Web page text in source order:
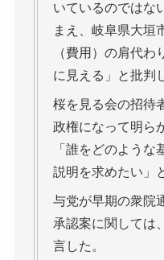
いているのではな
まえ、岐阜県大垣
（費用）の肩代わ
に見える」と批判
桜を見る会の招待
政権になって明ら
「誰をどのような
説明を求めたい」
与党が早期の衆院
承認案に関しては
言した。